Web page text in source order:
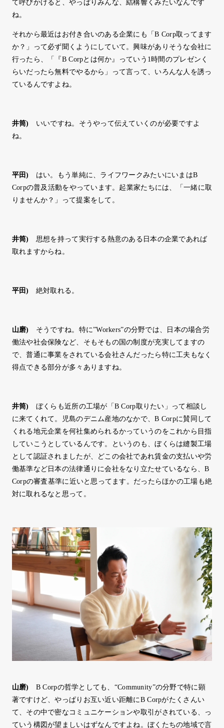
て呼びかけると、やっぱりみんな、結構響くみたいなんです
ね。
それから最近はお付き合いのある企業にも「B Corp取ってます
か？」って必ず聞くようにしていて。興味がありそうな会社に
行ったら、「『B Corpとは何か』っていう1時間のプレゼンく
らいだったら無料でやるから」って言って、いろんな人を誘っ
ているんですよね。
井筒)
いいですね。そうやって伝えていくのが必要ですよ
ね。
平田)
はい。もう単純に、ライフワークみたいにいまはB
Corpの普及活動をやっています。起業家たちには、「一緒に取
りませんか？」って提案をして。
井筒)
思想を持って実行する熱意のある日本の企業であれば
取れますからね。
平田) 絶対取れる。
山磨)
そうですね。特に”Workers”の分野では、日本の場合労
働法や社会保険など、そもそもの国の制度が充実してますの
で、普通に事業をされている会社さんだったら特に工夫もなく
得点できる部分が多々ありますね。
井筒)
ぼくらも近所の工場が「B Corp取りたい」って相談し
に来てくれて。児島のデニム産地のなかで、B Corpに賛同して
くれる地元企業を何社集められるかっていうのをこれから目指
していこうとしているんです。というのも、ぼくらは縫製工場
として認証されましたが、どこの会社であれ賃金の支払いや労
働基準など日本の法律通りに会社をなり立たせているなら、B
Corpの審査基準に近いと思ってます。だったらほかの工場も絶
対に取れるなと思って。
山磨)
B Corpの哲学としても、“Community”の分野で特に顕
著ですけど、やっぱりお互い近い距離にB Corpがたくさんい
て、その中で密なコミュニケーションや取引がされている、っ
ていう構図が望ましいはずなんですよね。ぼくたちの地域で言